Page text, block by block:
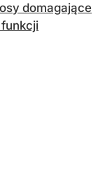
domagające
funkcji